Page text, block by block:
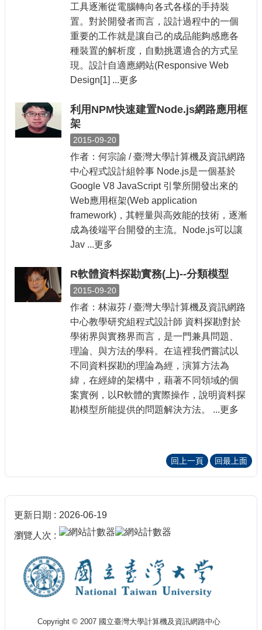
工具逐漸從電腦轉向各式各樣的手持裝
置。對於開發者而言，設計過程中的一個
重要的工作就是讓自己的成品能夠感應各
種裝置的解析度，自動挑選適合的方式呈
現。設計自適應網站(Responsive Web
Design[1] ...更多
利用NPM快速建置Node.js網路應用框
架
2015-09-20
作者：何宗諭 / 臺灣大學計算機及資訊網路
中心程式設計組幹事 Node.js是一個基於
Google V8 JavaScript 引擎所開發出來的
Web應用框架(Web application
framework)，其輕量與高效能的技術，逐漸
成為後端平台開發的主流。Node.js可以讓
Jav ...更多
R軟體資料探勘實務(上)--分類模型
2015-09-20
作者：林淑芬 / 臺灣大學計算機及資訊網路
中心教學研究組程式設計師 資料探勘對於
學術界與實務界而言，是一門兼具問題、
理論、與方法的學科。在這裡我們嘗試以
不同資料探勘的理論為經，演算方法為
緯，在經緯的架構中，藉著不同領域的個
案實例，以R軟體的實際操作，說明資料探
勘模型所能提供的問題解決方法。 ...更多
回上一頁 回最上面
更新日期 2026-06-19
瀏覽人次
Copyright © 2007 國立臺灣大學計算機及資訊網路中心